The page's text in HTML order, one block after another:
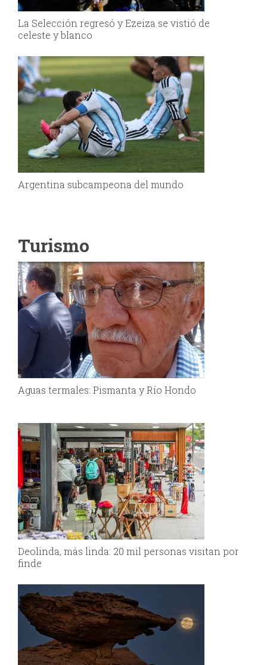
La Selección regresó y Ezeiza se vistió de
celeste y blanco
Argentina subcampeona del mundo
Turismo
Aguas termales: Pismanta y Río Hondo
Deolinda, más linda: 20 mil personas visitan por
finde